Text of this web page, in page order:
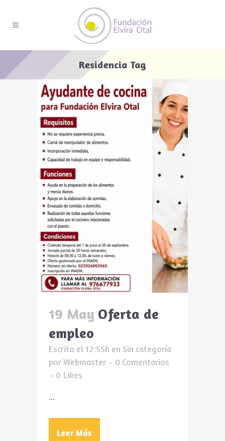
Residencia Tag
19 May Oferta de
empleo
Escrito el 12:55h en Sin categoría
porWebmaster
0 Comentarios
0 Likes
...
Leer Más